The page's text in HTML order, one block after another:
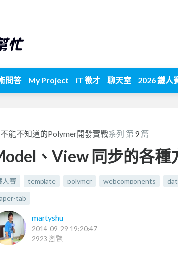
問答 My Project iT 徵才 聊天室 2026 鐵人
能不知道的Polymer開發實戰系列 第 9篇
、View 同步的各種
人賽 template polymer webcomponents
tab
martyshu
2014-09-29 19:20:47
2923 瀏覽